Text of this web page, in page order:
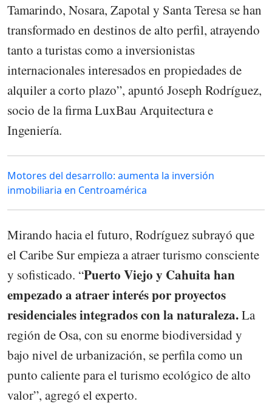
Tamarindo, Nosara, Zapotal y Santa Teresa se han
transformado en destinos de alto perfil, atrayendo
tanto a turistas como a inversionistas
internacionales interesados en propiedades de
alquiler a corto plazo”, apuntó Joseph Rodríguez,
socio de la firma LuxBau Arquitectura e
Ingeniería.
Motores del desarrollo: aumenta la inversión
inmobiliaria en Centroamérica
Mirando hacia el futuro, Rodríguez subrayó que
el Caribe Sur empieza a atraer turismo consciente
y sofisticado. “Puerto Viejo y Cahuita han
empezado a atraer interés por proyectos
residenciales integrados con la naturaleza.La
región de Osa, con su enorme biodiversidad y
bajo nivel de urbanización, se perfila como un
punto caliente para el turismo ecológico de alto
valor”, agregó el experto.